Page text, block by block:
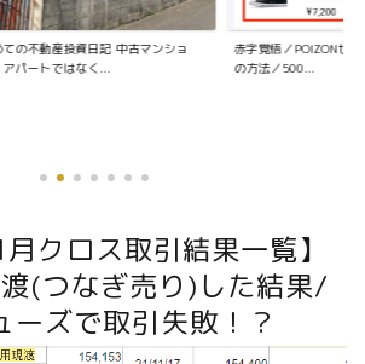
悟／POIZONせどりの仕入れ〜販売
法／500...
お得に株主優...
クロス取引結果一覧】
(つなぎ売り)した結果/
ーズで取引失敗！？